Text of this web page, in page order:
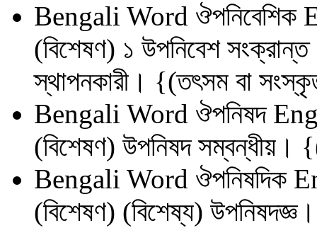
Bengali Word ঔপনিবেশিক
(বিশেষণ) ১ উপনিবেশ
স্থাপনকারী। {(তৎসম বা
Bengali Word ঔপনিষদ
(বিশেষণ) উপনিষদ
Bengali Word ঔপনিষদিক
(বিশেষণ) (বিশেষ্য)